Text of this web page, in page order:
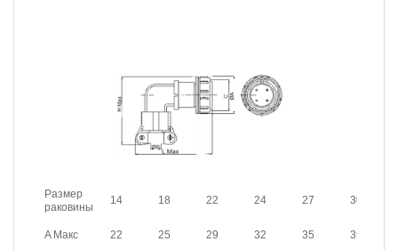
Размер
раковины
14 18 22 24 27 30
A Макс 22 25 29 32 35 39